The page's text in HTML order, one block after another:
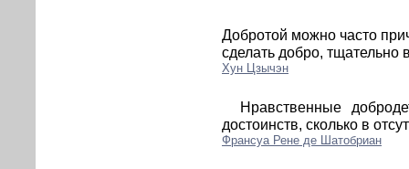
Добротой можно часто
сделать добро, тщательно
Хун Цзычэн
Нравственные
достоинств, сколько в
Франсуа Рене де Шатобриан